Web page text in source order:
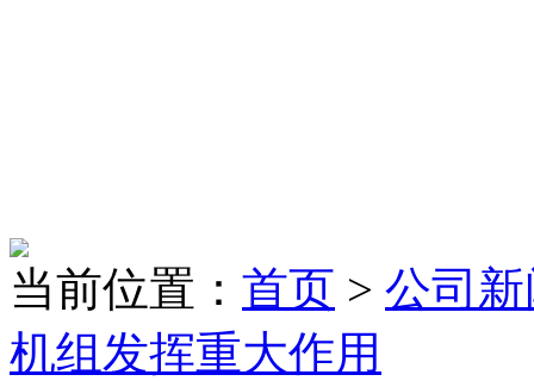
当前位置： 首页 > 公司
机组发挥重大作用